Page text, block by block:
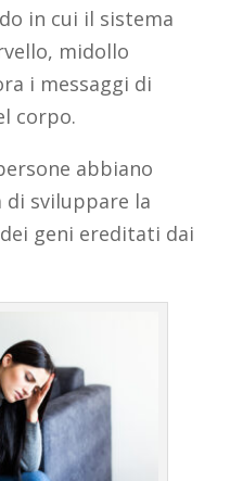
in cui il sistema
midollo
i messaggi di
corpo.
abbiano
sviluppare la
geni ereditati dai